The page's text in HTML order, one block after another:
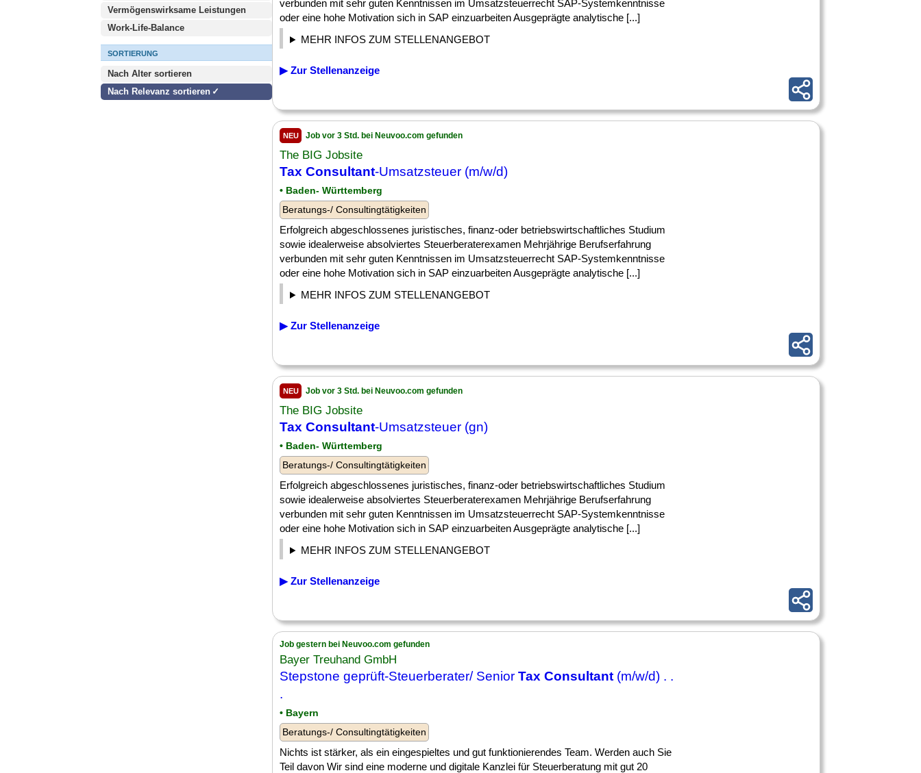
Vermögenswirksame Leistungen
Work-Life-Balance
SORTIERUNG
Nach Alter sortieren
Nach Relevanz sortieren
verbunden mit sehr guten Kenntnissen im Umsatzsteuerrecht SAP-Systemkenntnisse
oder eine hohe Motivation sich in SAP einzuarbeiten Ausgeprägte analytische [...]
MEHR INFOS ZUM STELLENANGEBOT
▶ Zur Stellenanzeige
NEU Job vor 3 Std. bei Neuvoo.com gefunden
The BIG Jobsite
Tax Consultant-Umsatzsteuer (m/w/d)
• Baden- Württemberg
Beratungs-/ Consultingtätigkeiten
Erfolgreich abgeschlossenes juristisches, finanz-oder betriebswirtschaftliches Studium
sowie idealerweise absolviertes Steuerberaterexamen Mehrjährige Berufserfahrung
verbunden mit sehr guten Kenntnissen im Umsatzsteuerrecht SAP-Systemkenntnisse
oder eine hohe Motivation sich in SAP einzuarbeiten Ausgeprägte analytische [...]
MEHR INFOS ZUM STELLENANGEBOT
▶ Zur Stellenanzeige
NEU Job vor 3 Std. bei Neuvoo.com gefunden
The BIG Jobsite
Tax Consultant-Umsatzsteuer (gn)
• Baden- Württemberg
Beratungs-/ Consultingtätigkeiten
Erfolgreich abgeschlossenes juristisches, finanz-oder betriebswirtschaftliches Studium
sowie idealerweise absolviertes Steuerberaterexamen Mehrjährige Berufserfahrung
verbunden mit sehr guten Kenntnissen im Umsatzsteuerrecht SAP-Systemkenntnisse
oder eine hohe Motivation sich in SAP einzuarbeiten Ausgeprägte analytische [...]
MEHR INFOS ZUM STELLENANGEBOT
▶ Zur Stellenanzeige
Job gestern bei Neuvoo.com gefunden
Bayer Treuhand GmbH
Stepstone geprüft-Steuerberater/ Senior Tax Consultant (m/w/d) . .
.
• Bayern
Beratungs-/ Consultingtätigkeiten
Nichts ist stärker, als ein eingespieltes und gut funktionierendes Team. Werden auch Sie
Teil davon Wir sind eine moderne und digitale Kanzlei für Steuerberatung mit gut 20